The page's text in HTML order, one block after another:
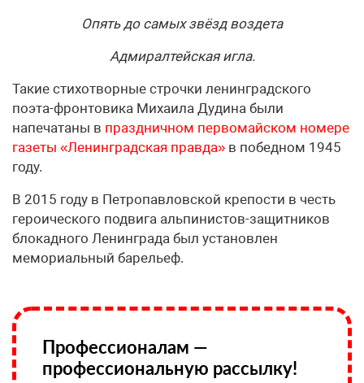
Опять до самых звёзд воздета
Адмиралтейская игла.
Такие стихотворные строчки ленинградского
поэта-фронтовика Михаила Дудина были
напечатаны в праздничном первомайском номере
газеты «Ленинградская правда» в победном 1945
году.
В 2015 году в Петропавловской крепости в честь
героического подвига альпинистов-защитников
блокадного Ленинграда был установлен
мемориальный барельеф.
Профессионалам —
профессиональную рассылку!